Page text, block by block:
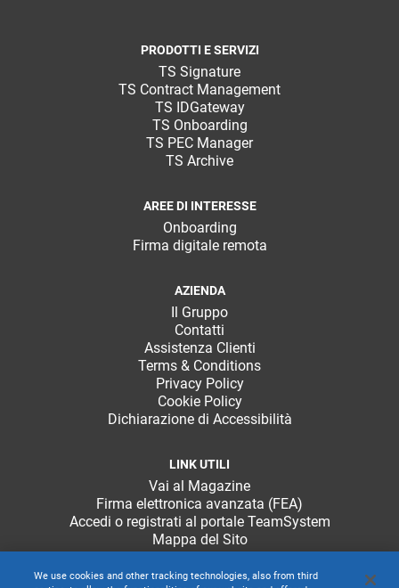
PRODOTTI E SERVIZI
TS Signature
TS Contract Management
TS IDGateway
TS Onboarding
TS PEC Manager
TS Archive
AREE DI INTERESSE
Onboarding
Firma digitale remota
AZIENDA
Il Gruppo
Contatti
Assistenza Clienti
Terms & Conditions
Privacy Policy
Cookie Policy
Dichiarazione di Accessibilità
LINK UTILI
Vai al Magazine
Firma elettronica avanzata (FEA)
Accedi o registrati al portale TeamSystem
Mappa del Sito
We use cookies and other tracking technologies, also from third